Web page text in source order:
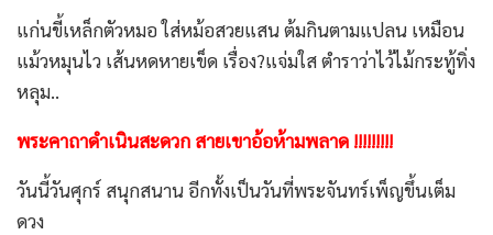
แก่นขี้เหล็กตัวหมอ ใส่หม้อสวยแสน ต้มกินตามแปลน เหมือน
แม้วหมุนไว เส้นหดหายเข็ด เรื่อง?แจ่มใส ตำราว่าไว้ไม้กระทู้ทิ่ง
หลุม..
พระคาถาดำเนินสะดวก สายเขาอ้อห้ามพลาด !!!!!!!!!
วันนี้วันศุกร์ สนุกสนาน อีกทั้งเป็นวันที่พระจันทร์เพ็ญขึ้นเต็ม
ดวง